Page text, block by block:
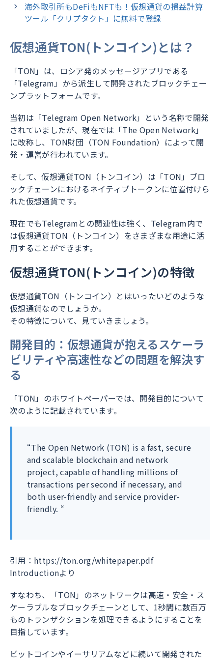
海外取引所もDeFiもNFTも！仮想通貨の損益計算
ツール「クリプタクト」に無料で登録
仮想通貨TON(トンコイン)とは？
「TON」は、ロシア発のメッセージアプリである
「Telegram」から派生して開発されたブロックチェー
ンプラットフォームです。
当初は「Telegram Open Network」という名称で開発
されていましたが、現在では「The Open Network」
に改称し、TON財団（TON Foundation）によって開
発・運営が行われています。
そして、仮想通貨TON（トンコイン）は「TON」ブロ
ックチェーンにおけるネイティブトークンに位置付けら
れた仮想通貨です。
現在でもTelegramとの関連性は強く、Telegram内で
は仮想通貨TON（トンコイン）をさまざまな用途に活
用することができます。
仮想通貨TON(トンコイン)の特徴
仮想通貨TON（トンコイン）とはいったいどのような
仮想通貨なのでしょうか。
その特徴について、見ていきましょう。
開発目的：仮想通貨が抱えるスケーラ
ビリティや高速性などの問題を解決す
る
「TON」のホワイトペーパーでは、開発目的について
次のように記載されています。
“The Open Network (TON) is a fast, secure
and scalable blockchain and network
project, capable of handling millions of
transactions per second if necessary, and
both user-friendly and service provider-
friendly. “
引用：https://ton.org/whitepaper.pdf
Introductionより
すなわち、「TON」のネットワークは高速・安全・ス
ケーラブルなブロックチェーンとして、1秒間に数百万
ものトランザクションを処理できるようにすることを
目指しています。
ビットコインやイーサリアムなどに続いて開発された